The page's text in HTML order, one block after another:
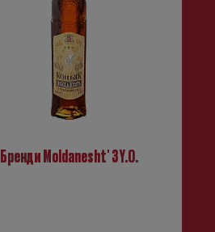
Бренди Moldanesht' 3 Y.O.